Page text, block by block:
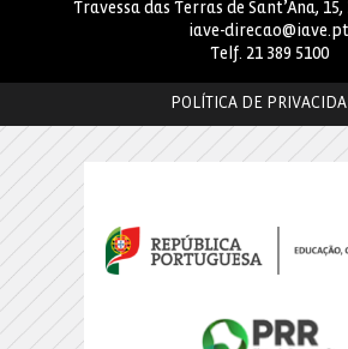
Travessa das Terras de Sant’Ana, 15,
iave-direcao@iave.pt
Telf. 21 389 5100
POLÍTICA DE